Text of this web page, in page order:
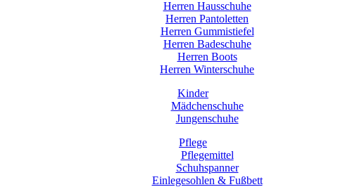
Herren Hausschuhe
Herren Pantoletten
Herren Gummistiefel
Herren Badeschuhe
Herren Boots
Herren Winterschuhe
Kinder
Mädchenschuhe
Jungenschuhe
Pflege
Pflegemittel
Schuhspanner
Einlegesohlen & Fußbett